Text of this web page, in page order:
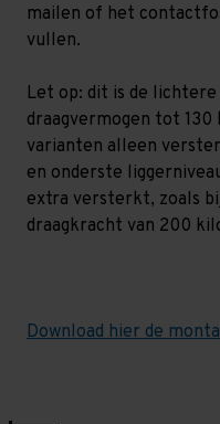
mailen of het
vullen.
Let op: dit is de
draagvermogen tot
varianten alleen
en onderste
extra versterkt, zoals
draagkracht van 200
Download hier de